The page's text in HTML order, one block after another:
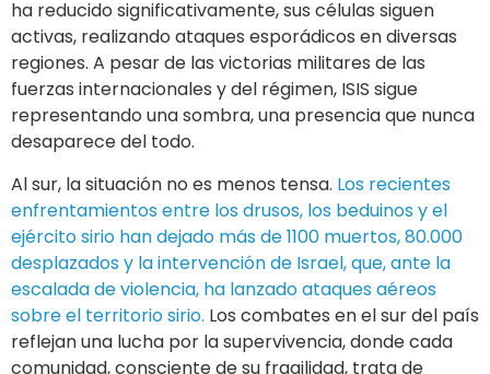
ha reducido significativamente, sus células siguen
activas, realizando ataques esporádicos en diversas
regiones. A pesar de las victorias militares de las
fuerzas internacionales y del régimen, ISIS sigue
representando una sombra, una presencia que nunca
desaparece del todo.
Al sur, la situación no es menos tensa. Los recientes
enfrentamientos entre los drusos, los beduinos y el
ejército sirio han dejado más de 1100 muertos, 80.000
desplazados y la intervención de Israel, que, ante la
escalada de violencia, ha lanzado ataques aéreos
sobre el territorio sirio. Los combates en el sur del país
reflejan una lucha por la supervivencia, donde cada
comunidad, consciente de su fragilidad, trata de